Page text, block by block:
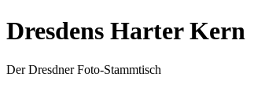
Dresdens Harter Kern
Der Dresdner Foto-Stammtisch